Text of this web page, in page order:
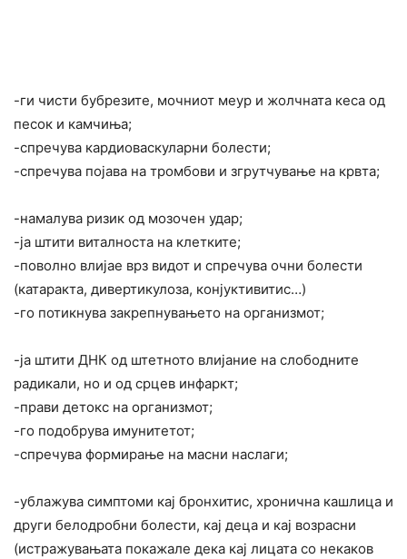
-ги чисти бубрезите, мочниот меур и жолчната кеса од
песок и камчиња;
-спречува кардиоваскуларни болести;
-спречува појава на тромбови и згрутчување на крвта;
-намалува ризик од мозочен удар;
-ја штити виталноста на клетките;
-поволно влијае врз видот и спречува очни болести
(катаракта, дивертикулоза, конјуктивитис…)
-го потикнува закрепнувањето на организмот;
-ја штити ДНК од штетното влијание на слободните
радикали, но и од срцев инфаркт;
-прави детокс на организмот;
-го подобрува имунитетот;
-спречува формирање на масни наслаги;
-ублажува симптоми кај бронхитис, хронична кашлица и
други белодробни болести, кај деца и кај возрасни
(истражувањата покажале дека кај лицата со некаков